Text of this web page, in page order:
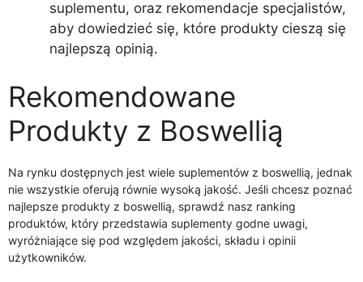
suplementu, oraz rekomendacje specjalistów,
aby dowiedzieć się, które produkty cieszą się
najlepszą opinią.
Rekomendowane
Produkty z Boswellią
Na rynku dostępnych jest wiele suplementów z boswellią, jednak
nie wszystkie oferują równie wysoką jakość. Jeśli chcesz poznać
najlepsze produkty z boswellią, sprawdź nasz ranking
produktów, który przedstawia suplementy godne uwagi,
wyróżniające się pod względem jakości, składu i opinii
użytkowników.